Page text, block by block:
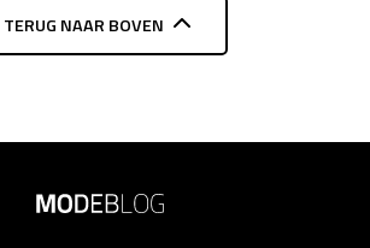
TERUG NAAR BOVEN